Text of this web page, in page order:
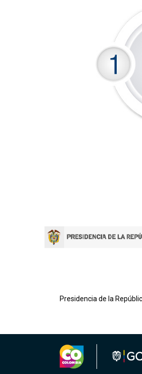
Presidencia de la